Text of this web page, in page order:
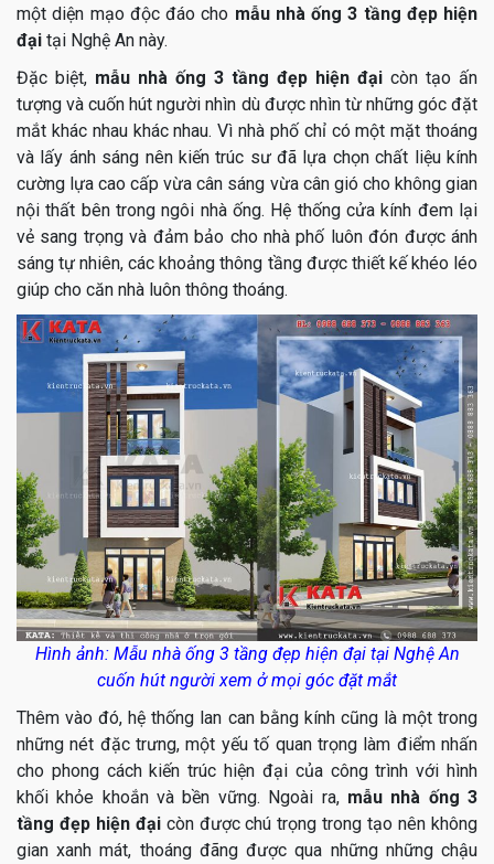
một diện mạo độc đáo cho mẫu nhà ống 3 tầng đẹp hiện
đại tại Nghệ An này.
Đặc biệt, mẫu nhà ống 3 tầng đẹp hiện đại còn tạo ấn
tượng và cuốn hút người nhìn dù được nhìn từ những góc đặt
mắt khác nhau khác nhau. Vì nhà phố chỉ có một mặt thoáng
và lấy ánh sáng nên kiến trúc sư đã lựa chọn chất liệu kính
cường lựa cao cấp vừa cân sáng vừa cân gió cho không gian
nội thất bên trong ngôi nhà ống. Hệ thống cửa kính đem lại
vẻ sang trọng và đảm bảo cho nhà phố luôn đón được ánh
sáng tự nhiên, các khoảng thông tầng được thiết kế khéo léo
giúp cho căn nhà luôn thông thoáng.
Hình ảnh: Mẫu nhà ống 3 tầng đẹp hiện đại tại Nghệ An
cuốn hút người xem ở mọi góc đặt mắt
Thêm vào đó, hệ thống lan can bằng kính cũng là một trong
những nét đặc trưng, một yếu tố quan trọng làm điểm nhấn
cho phong cách kiến trúc hiện đại của công trình với hình
khối khỏe khoắn và bền vững. Ngoài ra, mẫu nhà ống 3
tầng đẹp hiện đạicòn được chú trọng trong tạo nên không
gian xanh mát, thoáng đãng được qua những những chậu